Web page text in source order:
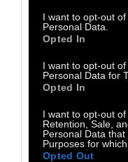
I want to opt-out
Personal Data.
Opted In
I want to opt-out
Personal Data for
Opted In
I want to opt-out of
Retention, Sale,
Personal Data
Purposes for
Opted Out
Γιατί αυτή η
Τότε όπως και
Ευτυχώς, στο
Αυτό το Αιγαίο
γαλάζιο με τα
οι ψαράδες να
Μυρίζω μίνιο